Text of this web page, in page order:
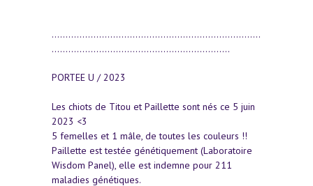
...........................................................................
................................................................
PORTEE U / 2023
Les chiots de Titou et Paillette sont nés ce 5 juin
2023 <3
5 femelles et 1 mâle, de toutes les couleurs !!
Paillette est testée génétiquement (Laboratoire
Wisdom Panel), elle est indemne pour 211
maladies génétiques.